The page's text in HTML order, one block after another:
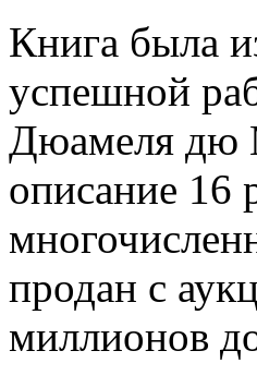
Книга была
успешной
Дюамеля дю
описание 16
продан с
миллионов